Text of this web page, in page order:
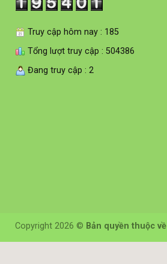
Truy cập hôm nay : 185
Tổng lượt truy cập : 504386
Đang truy cập : 2
Copyright 2026 © Bản quyền thuộc